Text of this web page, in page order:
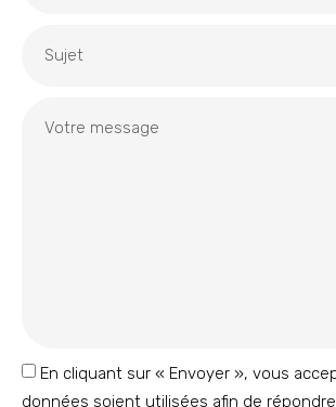
En cliquant sur « Envoyer », vous
données soient utilisées afin de